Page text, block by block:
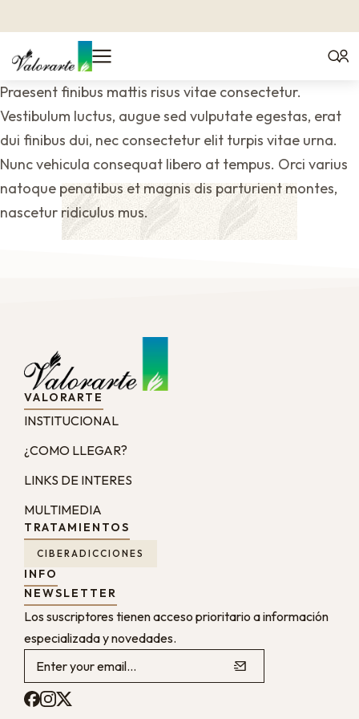
Praesent finibus mattis risus vitae consectetur.
Vestibulum luctus, augue sed vulputate egestas, erat
dui finibus dui, nec consectetur elit turpis vitae urna.
Nunc vehicula consequat libero at tempus. Orci varius
natoque penatibus et magnis dis parturient montes,
nascetur ridiculus mus.
VALORARTE
INSTITUCIONAL
¿COMO LLEGAR?
LINKS DE INTERES
MULTIMEDIA
TRATAMIENTOS
CIBERADICCIONES
INFO
NEWSLETTER
Los suscriptores tienen acceso prioritario a información
especializada y novedades.